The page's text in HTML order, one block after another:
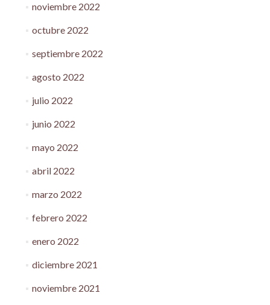
noviembre 2022
octubre 2022
septiembre 2022
agosto 2022
julio 2022
junio 2022
mayo 2022
abril 2022
marzo 2022
febrero 2022
enero 2022
diciembre 2021
noviembre 2021